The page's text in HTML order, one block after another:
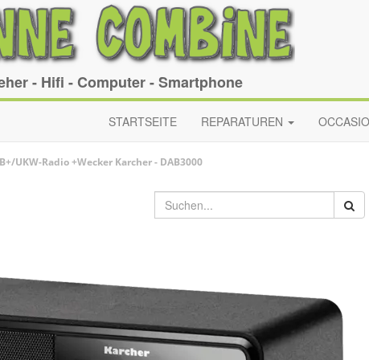
- Hifi - Computer - Smartphone
STARTSEITE REPARATUREN
UKW-Radio +Wecker Karcher- DAB3000